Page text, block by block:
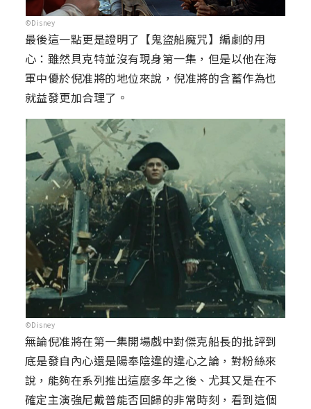
©Disney
最後這一點更是證明了【鬼盜船魔咒】編劇的用
心：雖然貝克特並沒有現身第一集，但是以他在海
軍中優於倪准將的地位來說，倪准將的含蓄作為也
就益發更加合理了。
©Disney
無論倪准將在第一集開場戲中對傑克船長的批評到
底是發自內心還是陽奉陰違的違心之論，對粉絲來
說，能夠在系列推出這麼多年之後、尤其又是在不
確定主演強尼戴普能否回歸的非常時刻，看到這個